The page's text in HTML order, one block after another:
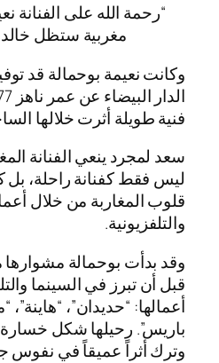
“رحمة الله على الفنانة
مغربية ستظل
وكانت نعيمة بوحمالة قد
فنية طويلة أثرت خلالها
سعد لمجرد ينعي الفنانة
ليس فقط كفنانة راحلة،
قلوب المغاربة من خلال
والتلفزيونية.
وقد بدأت بوحمالة
قبل أن تبرز في السينما
أعمالها: “حديدان”،
باريس”. رحيلها شكل خسارة
وترك أثراً عميقاً في نفوس